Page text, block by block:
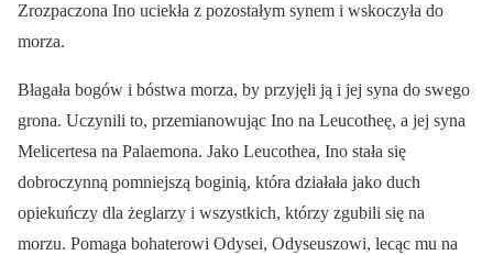
Zrozpaczona Ino uciekła z pozostałym synem i wskoczyła do
morza.
Błagała bogów i bóstwa morza, by przyjęli ją i jej syna do swego
grona. Uczynili to, przemianowując Ino na Leucotheę, a jej syna
Melicertesa na Palaemona. Jako Leucothea, Ino stała się
dobroczynną pomniejszą boginią, która działała jako duch
opiekuńczy dla żeglarzy i wszystkich, którzy zgubili się na
morzu. Pomaga bohaterowi Odysei, Odyseuszowi, lecąc mu na